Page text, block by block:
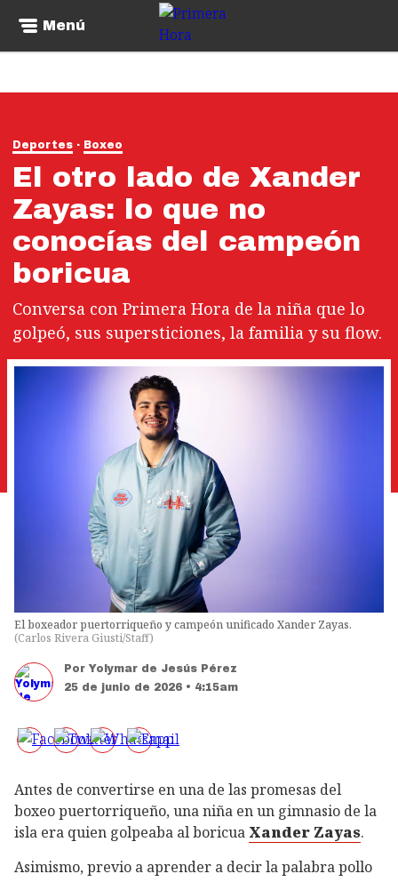
Menú
Deportes Boxeo
El otro lado de Xander
Zayas: lo que no
conocías del campeón
boricua
Conversa con Primera Hora de la niña que lo
golpeó, sus supersticiones, la familia y su flow.
El boxeador puertorriqueño y campeón unificado Xander Zayas.
(Carlos Rivera Giusti/Staff)
Por Yolymar de Jesús Pérez
25 de junio de 2026 • 4:15am
Antes de convertirse en una de las promesas del
boxeo puertorriqueño, una niña en un gimnasio de la
isla era quien golpeaba al boricua Xander Zayas.
Asimismo, previo a aprender a decir la palabra pollo